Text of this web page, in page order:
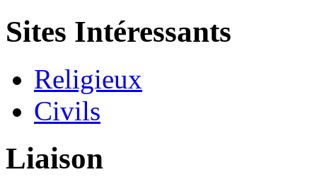
Sites Intéressants
Religieux
Civils
Liaison